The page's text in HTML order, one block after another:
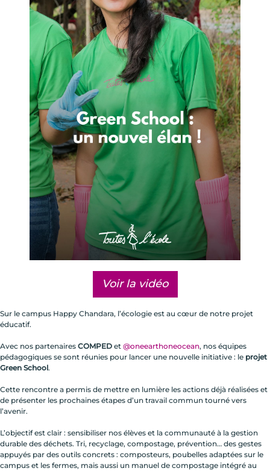
Voir la vidéo
Sur le campus Happy Chandara, l’écologie est au cœur de notre projet
éducatif.
Avec nos partenaires COMPED et @oneearthoneocean, nos équipes
pédagogiques se sont réunies pour lancer une nouvelle initiative : le projet
Green School.
Cette rencontre a permis de mettre en lumière les actions déjà réalisées et
de présenter les prochaines étapes d’un travail commun tourné vers
l’avenir.
L’objectif est clair : sensibiliser nos élèves et la communauté à la gestion
durable des déchets. Tri, recyclage, compostage, prévention… des gestes
appuyés par des outils concrets : composteurs, poubelles adaptées sur le
campus et les fermes, mais aussi un manuel de compostage intégré au